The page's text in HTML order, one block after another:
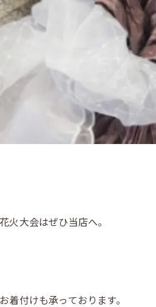
火大会はぜひ当店へ。
付けも承っております。